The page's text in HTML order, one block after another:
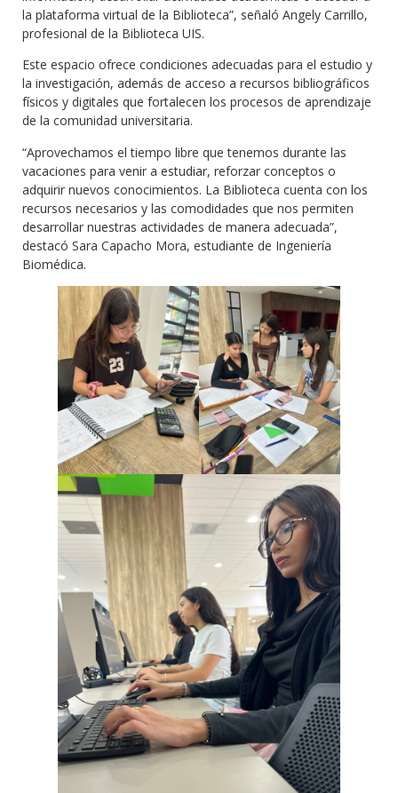
la plataforma virtual de la Biblioteca”, señaló Angely Carrillo,
profesional de la Biblioteca UIS.
Este espacio ofrece condiciones adecuadas para el estudio y
la investigación, además de acceso a recursos bibliográficos
físicos y digitales que fortalecen los procesos de aprendizaje
de la comunidad universitaria.
“Aprovechamos el tiempo libre que tenemos durante las
vacaciones para venir a estudiar, reforzar conceptos o
adquirir nuevos conocimientos. La Biblioteca cuenta con los
recursos necesarios y las comodidades que nos permiten
desarrollar nuestras actividades de manera adecuada”,
destacó Sara Capacho Mora, estudiante de Ingeniería
Biomédica.